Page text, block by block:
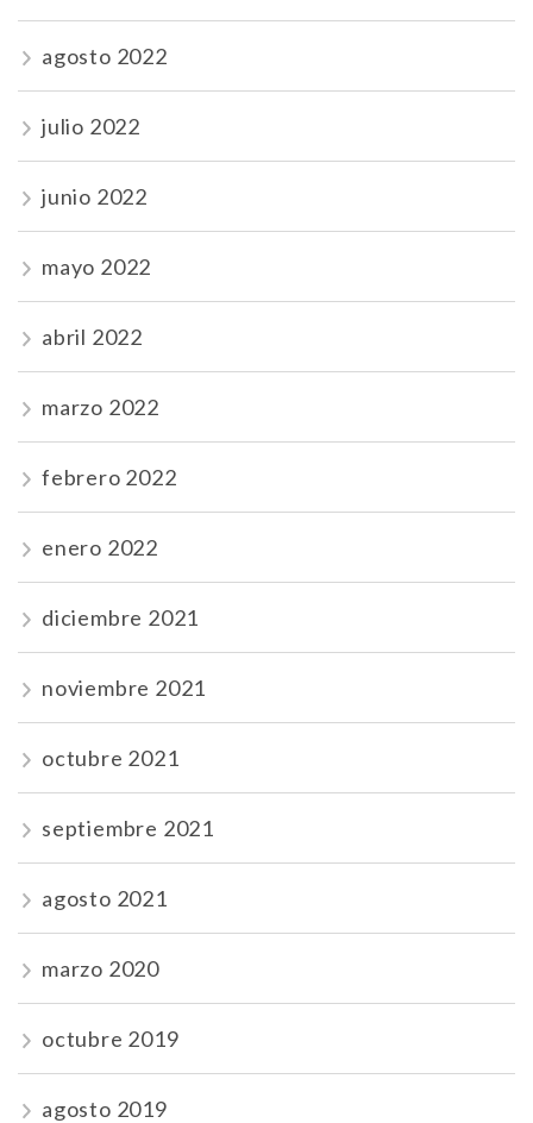
agosto 2022
julio 2022
junio 2022
mayo 2022
abril 2022
marzo 2022
febrero 2022
enero 2022
diciembre 2021
noviembre 2021
octubre 2021
septiembre 2021
agosto 2021
marzo 2020
octubre 2019
agosto 2019